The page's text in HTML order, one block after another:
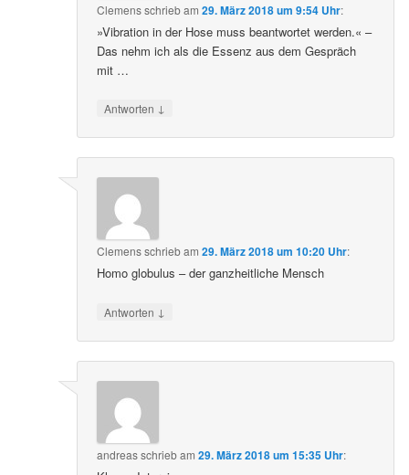
Clemensschriebam29. März 2018 um 9:54 Uhr:
»Vibration in der Hose muss beantwortet werden.« –
Das nehm ich als die Essenz aus dem Gespräch
mit …
Antworten ↓
Clemensschriebam29. März 2018 um 10:20 Uhr:
Homo globulus – der ganzheitliche Mensch
Antworten ↓
andreasschriebam29. März 2018 um 15:35 Uhr: